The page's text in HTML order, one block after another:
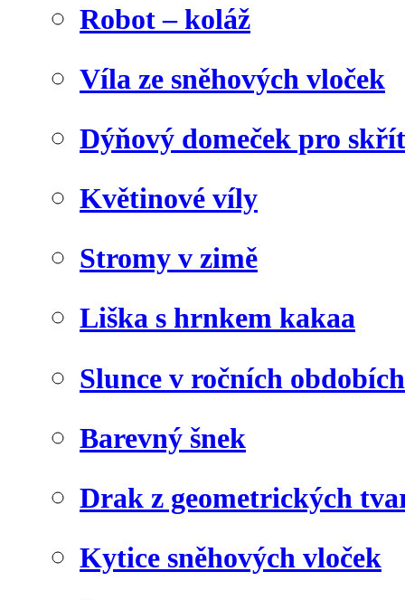
Robot – koláž
Víla ze sněhových vloček
Dýňový domeček pro
Květinové víly
Stromy v zimě
Liška s hrnkem kakaa
Slunce v ročních obdobích
Barevný šnek
Drak z geometrických
Kytice sněhových vloček